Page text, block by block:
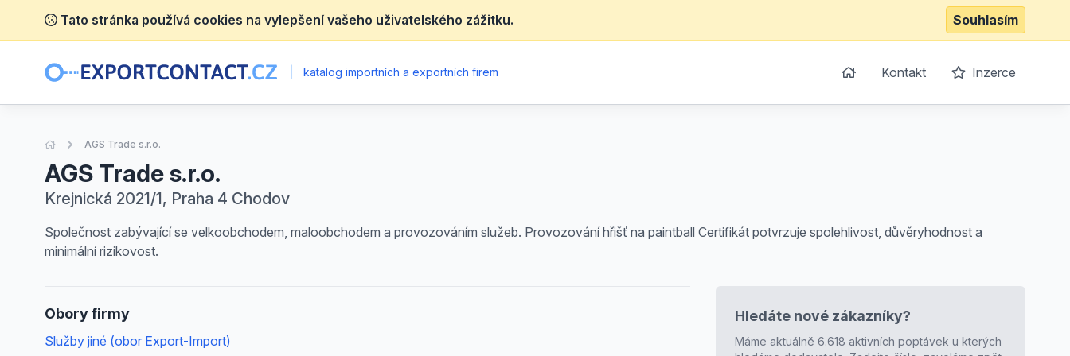
Tato stránka používá cookies na vylepšení vašeho uživatelského zážitku. Souhlasím
katalog importních a exportních firem Kontakt Inzerce
Úvodní stránka
AGS Trade s.r.o.
AGS Trade s.r.o.
Krejnická 2021/1, Praha 4 Chodov
Společnost zabývající se velkoobchodem, maloobchodem a provozováním služeb. Provozování hřišť na paintball Certifikát potvrzuje spolehlivost, důvěryhodnost a
minimální rizikovost.
Obory firmy
Služby jiné (obor Export-Import)
Hledáte nové zákazníky?
Máme aktuálně 6.618 aktivních poptávek u kterých